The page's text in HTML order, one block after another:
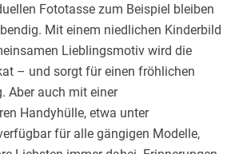
Fototasse zum Beispiel bleiben
Mit einem niedlichen Kinderbild
Lieblingsmotiv wird die
– und sorgt für einen fröhlichen
Aber auch mit einer
Handyhülle, etwa unter
für alle gängigen Modelle,